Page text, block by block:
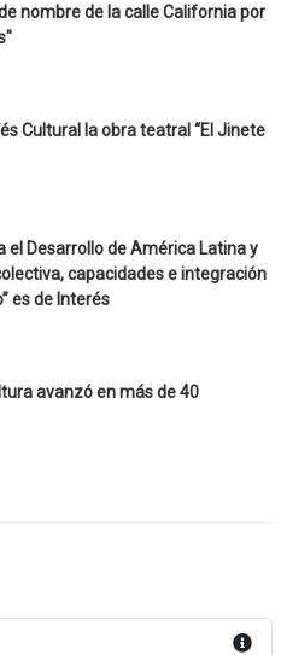
nombre de la calle California por
Cultural la obra teatral “El Jinete
el Desarrollo de América Latina y
capacidades e integración
es de Interés
avanzó en más de 40